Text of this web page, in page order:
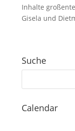
Inhalte
Gisela und
Suche
Calendar